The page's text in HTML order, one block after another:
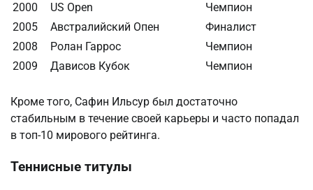
2000
US Open
Чемпион
2005
Австралийский Опен
Финалист
2008
Ролан Гаррос
Чемпион
2009
Дависов Кубок Чемпион
Кроме того, Сафин Ильсур был достаточно
стабильным в течение своей карьеры и часто попадал
в топ-10 мирового рейтинга.
Теннисные титулы